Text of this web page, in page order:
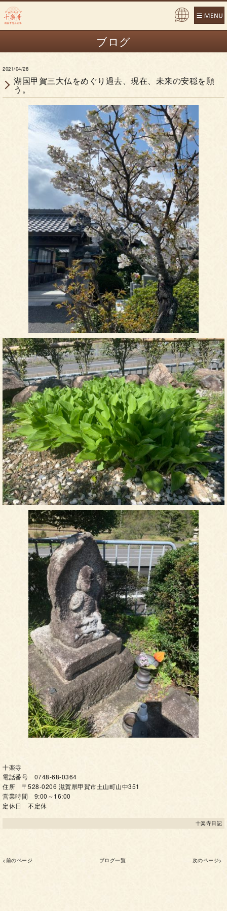
ブログ
2021/04/28
湖国甲賀三大仏をめぐり過去、現在、未来の安穏を願
う。
十楽寺
電話番号 0748-68-0364
住所 〒528-0206 滋賀県甲賀市土山町山中351
営業時間 9:00～16:00
定休日 不定休
十楽寺日記
<前のページ ブログ一覧 次のページ>